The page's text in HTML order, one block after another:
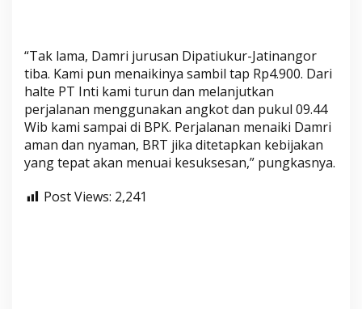
“Tak lama, Damri jurusan Dipatiukur-Jatinangor
tiba. Kami pun menaikinya sambil tap Rp4.900. Dari
halte PT Inti kami turun dan melanjutkan
perjalanan menggunakan angkot dan pukul 09.44
Wib kami sampai di BPK. Perjalanan menaiki Damri
aman dan nyaman, BRT jika ditetapkan kebijakan
yang tepat akan menuai kesuksesan,” pungkasnya.
Post Views: 2,241